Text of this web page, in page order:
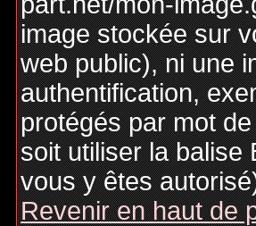
image stockée sur
web public), ni une
authentification,
protégés par mot
soit utiliser la balise
vous y êtes
Revenir en haut de